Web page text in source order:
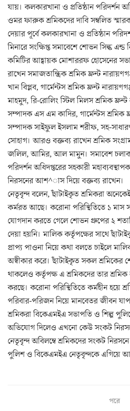
যায়। কলকারখানা ও প্রতিষ্ঠান পরিদর্শন
ওমর ফারুক শ্রমিকদের দাবি সম্বলিত
দেয়ার পূর্বে কলকারখানা ও প্রতিষ্ঠান
মিনারে সংক্ষিপ্ত সমাবেশে শোভন সিল্ক এন্ড
কমিটির আহ্বায়ক মোশাররফ হোসেনের
রাখেন সমাজতান্ত্রিক শ্রমিক ফ্রন্ট
খান বিপ্লব, গার্মেন্টস শ্রমিক ফ্রন্ট
মাহমুদ, রি-রোলিং স্টিল মিলস শ্রমিক
সম্পাদক এস এম কাদির, গার্মেন্টস শ্রমিক
সম্পাদক সাইফুল ইসলাম শরীফ, সহ-
সোহাগ। আরও বক্তব্য রাখেন শ্রমিক
জলিল, আমির, আল মামুন। সমাবেশ
পরিদর্শন অধিদপ্তরের সহকারী
নিরসনের আশ^াস দিয়ে বক্তব্য রাখেন।
নেতৃবৃন্দ বলেন, ছাঁটাইকৃত শ্রমিকরা
কর্মরত আছে। করোনা পরিস্থিতিতে ১ মাস
যোগদান করতে গেলে শোভন গ্রুপের ২
দেয়া হয়নি। মালিক কর্তৃপক্ষের সাথে
প্রাপ্য পাওনা নিয়ে কথা বলতে চাইলে
অস্বীকার করে। ছাঁটাইকৃত সকল শ্রমিকের
থাকলেও কর্তৃপক্ষ এ শ্রমিকদের তার শ্রমিক
করছে। করোনা পরিস্থিতিতে কর্মহীন হয়ে
পরিবার-পরিজন নিয়ে মানবেতর জীবন
শ্রমিকরা বিকেএমইএ সভাপতি ও শিল্প
অভিযোগ দিলেও এখনো কেউ সংকট
নেতৃবৃন্দ অবিলম্বে শ্রমিকদের সংকট
পুলিশ ও বিকেএমইএ নেতৃবৃন্দকে এগিয়ে
পরে